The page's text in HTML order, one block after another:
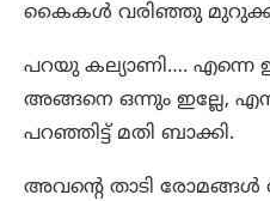
കൈകൾ വരിഞ്ഞു
പറയു കല്യാണി….
അങ്ങനെ ഒന്നും ഇല്ലേ,
പറഞ്ഞിട്ട് മതി ബാക്കി.
അവന്റെ താടി